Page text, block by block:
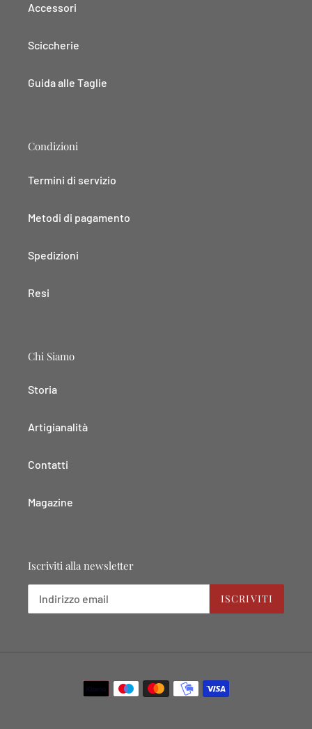
Accessori
Sciccherie
Guida alle Taglie
Condizioni
Termini di servizio
Metodi di pagamento
Spedizioni
Resi
Chi Siamo
Storia
Artigianalità
Contatti
Magazine
Iscriviti alla newsletter
ISCRIVITI
Metodi
di